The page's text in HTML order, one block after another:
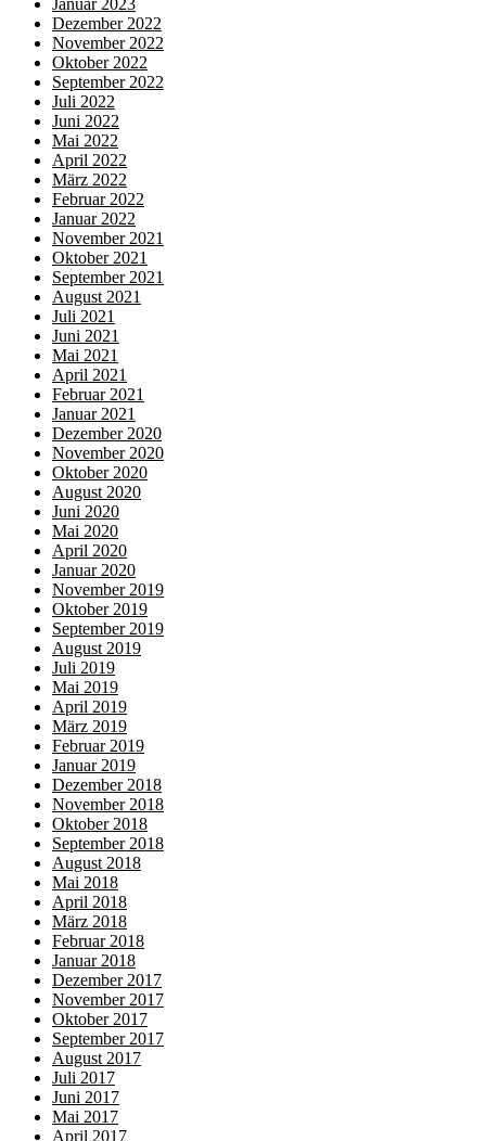
Januar 2023
Dezember 2022
November 2022
Oktober 2022
September 2022
Juli 2022
Juni 2022
Mai 2022
April 2022
März 2022
Februar 2022
Januar 2022
November 2021
Oktober 2021
September 2021
August 2021
Juli 2021
Juni 2021
Mai 2021
April 2021
Februar 2021
Januar 2021
Dezember 2020
November 2020
Oktober 2020
August 2020
Juni 2020
Mai 2020
April 2020
Januar 2020
November 2019
Oktober 2019
September 2019
August 2019
Juli 2019
Mai 2019
April 2019
März 2019
Februar 2019
Januar 2019
Dezember 2018
November 2018
Oktober 2018
September 2018
August 2018
Mai 2018
April 2018
März 2018
Februar 2018
Januar 2018
Dezember 2017
November 2017
Oktober 2017
September 2017
August 2017
Juli 2017
Juni 2017
Mai 2017
April 2017